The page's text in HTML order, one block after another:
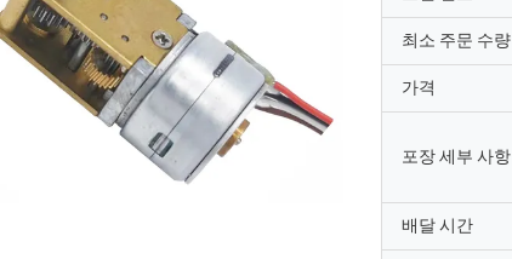
최소 주문 수량
가격
포장 세부 사항
배달 시간